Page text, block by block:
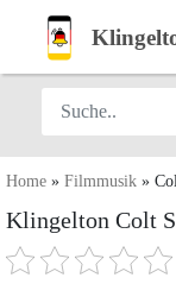
Home » Filmmusik »
Klingelton Colt